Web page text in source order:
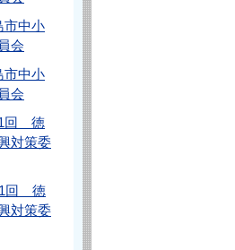
中小
会
中小
会
回 徳
対策委
回 徳
対策委